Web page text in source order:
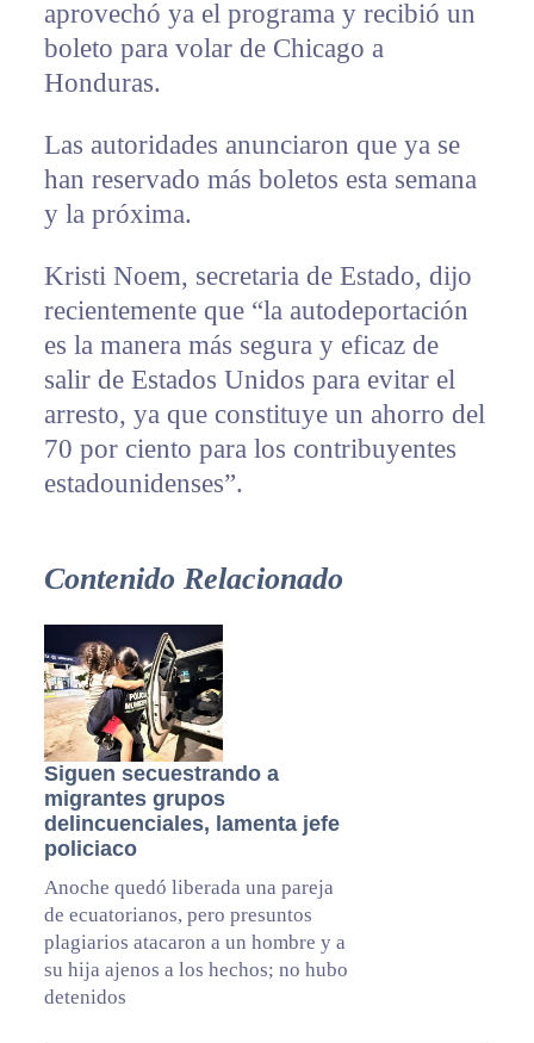
aprovechó ya el programa y recibió un
boleto para volar de Chicago a
Honduras.
Las autoridades anunciaron que ya se
han reservado más boletos esta semana
y la próxima.
Kristi Noem, secretaria de Estado, dijo
recientemente que “la autodeportación
es la manera más segura y eficaz de
salir de Estados Unidos para evitar el
arresto, ya que constituye un ahorro del
70 por ciento para los contribuyentes
estadounidenses”.
Contenido Relacionado
Siguen secuestrando a
migrantes grupos
delincuenciales, lamenta jefe
policiaco
Anoche quedó liberada una pareja
de ecuatorianos, pero presuntos
plagiarios atacaron a un hombre y a
su hija ajenos a los hechos; no hubo
detenidos